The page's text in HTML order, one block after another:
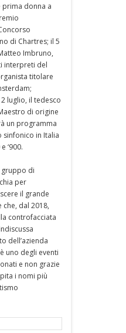
prima donna a
di Chartres; il 5
Imbruno,
interpreti del
titolare
luglio, il tedesco
di origine
un programma
in Italia
‘900.
gruppo di
per
il grande
che, dal 2018,
controfacciata
dell’azienda
uno degli eventi
e non grazie
i nomi più